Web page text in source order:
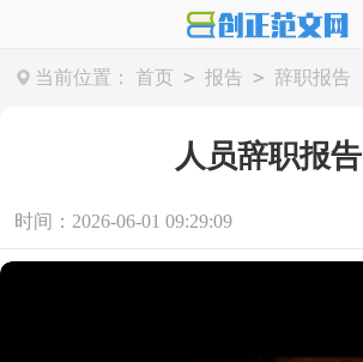
当前位置： 首页 > 报告 > 辞职报告
人员辞职报告
时间：2026-06-01 09:29:09